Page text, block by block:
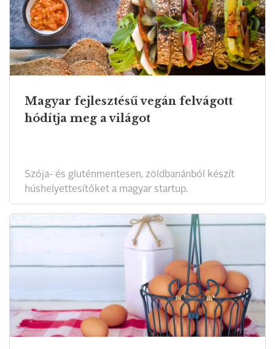
Magyar fejlesztésű vegán felvágott
hódítja meg a világot
Szója- és gluténmentesen, zöldbanánból készít
húshelyettesítőket a magyar startup.